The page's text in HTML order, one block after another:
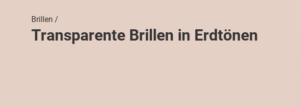
Brillen
Transparente Brillen in Erdtönen